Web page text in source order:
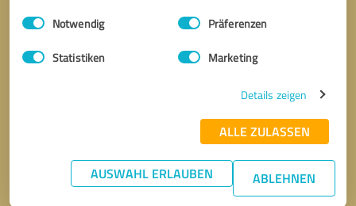
Impressum Datenschutzbestimmungen
Einwilligungsauswahl
Notwendig Präferenzen
Statistiken Marketing
Details zeigen
ALLE ZULASSEN
AUSWAHL ERLAUBEN ABLEHNEN
* Erforderliche Angaben
Nachricht senden